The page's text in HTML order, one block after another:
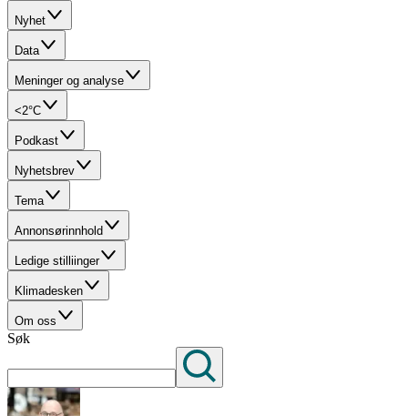
Nyhet
Data
Meninger og analyse
<2°C
Podkast
Nyhetsbrev
Tema
Annonsørinnhold
Ledige stilliinger
Klimadesken
Om oss
Søk